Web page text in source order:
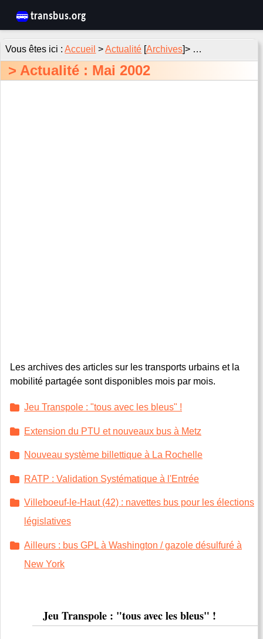
Accueil >Actualité [Archives ]> …
Actualité : Mai 2002
Les archives des articles sur les transports urbains et la
mobilité partagée sont disponibles mois par mois.
Jeu Transpole : "tous avec les bleus" !
Extension du PTU et nouveaux bus à Metz
Nouveau système billettique à La Rochelle
RATP : Validation Systématique à l'Entrée
Villeboeuf-le-Haut (42) : navettes bus pour les élections
législatives
Ailleurs : bus GPL à Washington / gazole désulfuré à
New York
Jeu Transpole : "tous avec les bleus" !